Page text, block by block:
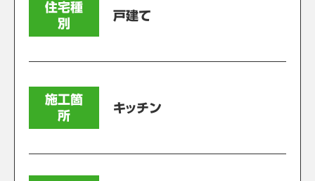
住宅種
別
戸建て
施工箇
所
キッチン